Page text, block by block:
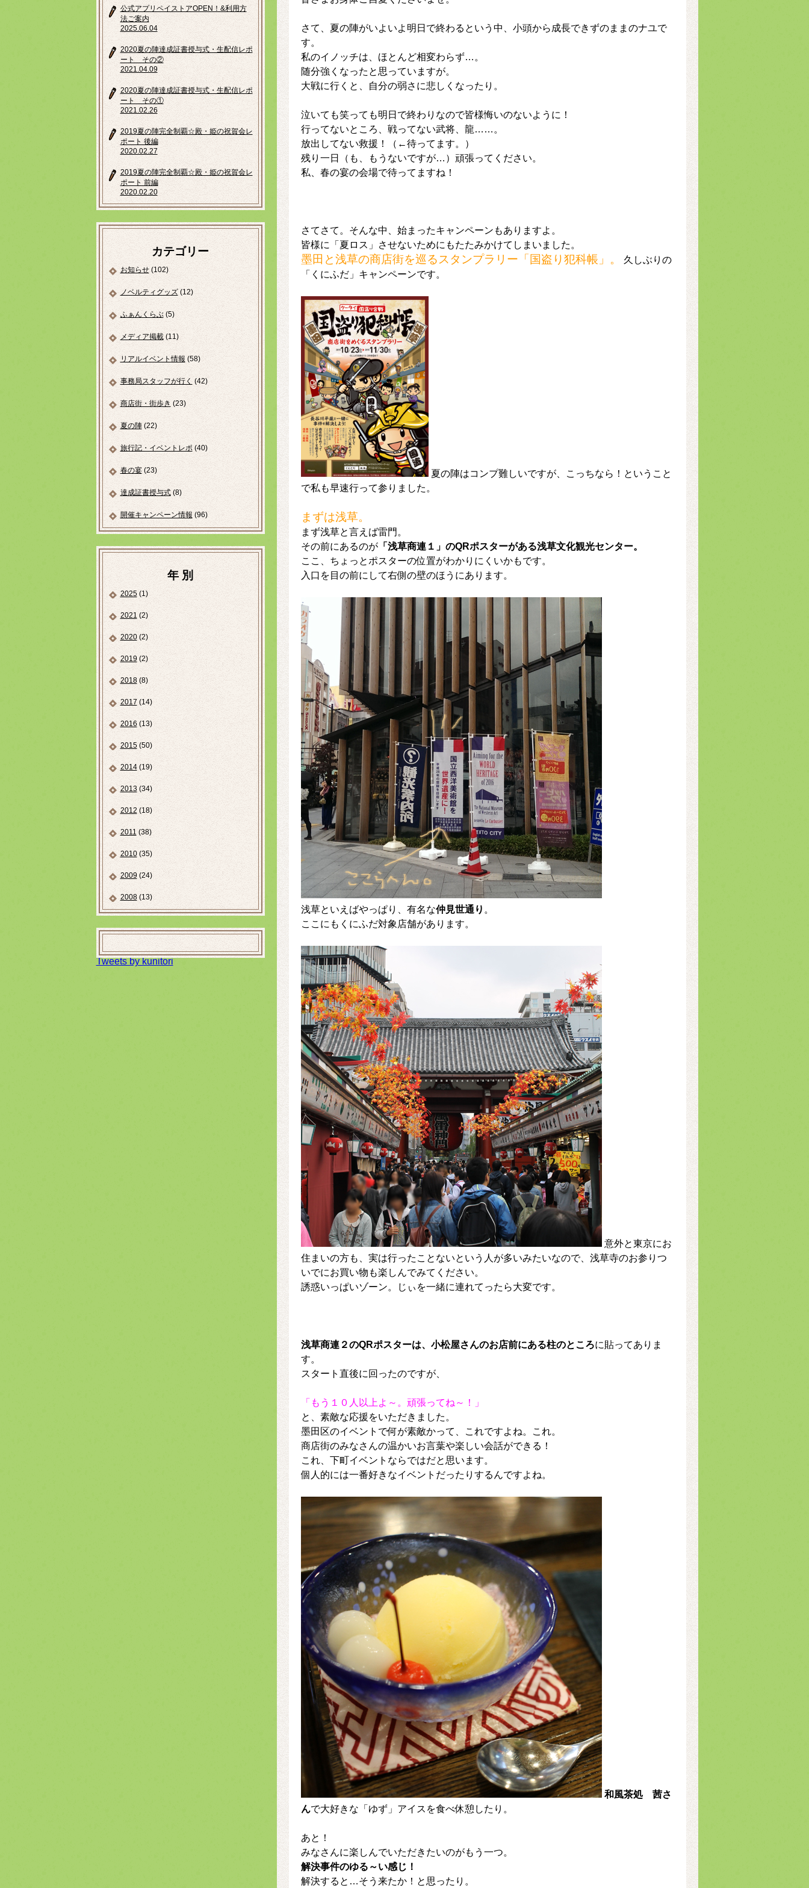
公式アプリペイストアOPEN！&利用方
法ご案内
2025.06.04
2020夏の陣達成証書授与式・生配信レポ
ート その②
2021.04.09
2020夏の陣達成証書授与式・生配信レポ
ート その①
2021.02.26
2019夏の陣完全制覇☆殿・姫の祝賀会レ
ポート 後編
2020.02.27
2019夏の陣完全制覇☆殿・姫の祝賀会レ
ポート 前編
2020.02.20
カテゴリー
お知らせ(102)
ノベルティグッズ(12)
ふぁんくらぶ(5)
メディア掲載(11)
リアルイベント情報 (58)
事務局スタッフが行く (42)
商店街・街歩き (23)
夏の陣(22)
旅行記・イベントレポ(40)
春の宴(23)
達成証書授与式(8)
開催キャンペーン情報 (96)
年 別
2025(1)
2021 (2)
2020(2)
2019(2)
2018(8)
2017(14)
2016(13)
2015(50)
2014(19)
2013(34)
2012 (18)
2011(38)
2010(35)
2009(24)
2008(13)
Tweets by kunitori
さて、夏の陣がいよいよ明日で終わるという中、小頭から成長できずのままのナユで
す。
私のイノッチは、ほとんど相変わらず…。
随分強くなったと思っていますが。
大戦に行くと、自分の弱さに悲しくなったり。
泣いても笑っても明日で終わりなので皆様悔いのないように！
行ってないところ、戦ってない武将、龍……。
放出してない救援！（←待ってます。）
残り一日（も、もうないですが…）頑張ってください。
私、春の宴の会場で待ってますね！
さてさて。そんな中、始まったキャンペーンもありますよ。
皆様に「夏ロス」させないためにもたたみかけてしまいました。
墨田と浅草の商店街を巡るスタンプラリー「国盗り犯科帳」。
久しぶりの
「くにふだ」キャンペーンです。
夏の陣はコンプ難しいですが、こっちなら！ということ
で私も早速行って参りました。
まずは浅草。
まず浅草と言えば雷門。
その前にあるのが「浅草商連１」のQRポスターがある浅草文化観光センター。
ここ、ちょっとポスターの位置がわかりにくいかもです。
入口を目の前にして右側の壁のほうにあります。
浅草といえばやっぱり、有名な仲見世通り 。
ここにもくにふだ対象店舗があります。
意外と東京にお
住まいの方も、実は行ったことないという人が多いみたいなので、浅草寺のお参りつ
いでにお買い物も楽しんでみてください。
誘惑いっぱいゾーン。じぃを一緒に連れてったら大変です。
浅草商連２のQRポスターは、小松屋さんのお店前にある柱のところに貼ってありま
す。
スタート直後に回ったのですが、
「もう１０人以上よ～。頑張ってね～！」
と、素敵な応援をいただきました。
墨田区のイベントで何が素敵かって、これですよね。これ。
商店街のみなさんの温かいお言葉や楽しい会話ができる！
これ、下町イベントならではだと思います。
個人的には一番好きなイベントだったりするんですよね。
和風茶処 茜さ
んで大好きな「ゆず」アイスを食べ休憩したり。
あと！
みなさんに楽しんでいただきたいのがもう一つ。
解決事件のゆる～い感じ！
解決すると…そう来たか！と思ったり。